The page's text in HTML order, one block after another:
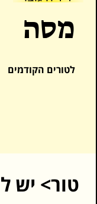
מסה
לטורים הקודמים
טור> יש